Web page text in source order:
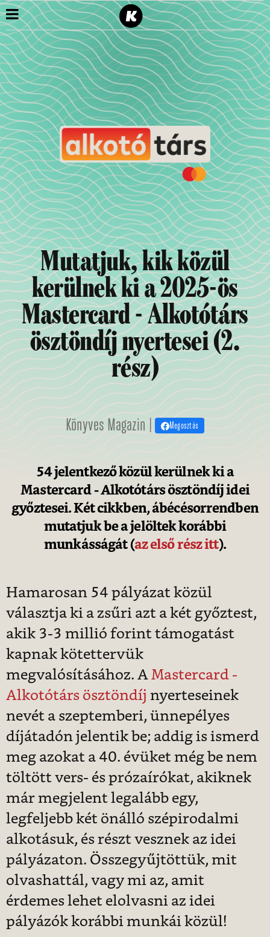
Mutatjuk, kik közül
kerülnek ki a 2025-ös
Mastercard - Alkotótárs
ösztöndíj nyertesei (2.
rész)
Könyves Magazin | Megosztás
54 jelentkező közül kerülnek ki a
Mastercard - Alkotótárs ösztöndíj idei
győztesei. Két cikkben, ábécésorrendben
mutatjuk be a jelöltek korábbi
munkásságát (az első rész itt).
Hamarosan 54 pályázat közül
választja ki a zsűri azt a két győztest,
akik 3-3 millió forint támogatást
kapnak kötettervük
megvalósításához. A Mastercard -
Alkotótárs ösztöndíj nyerteseinek
nevét a szeptemberi, ünnepélyes
díjátadón jelentik be; addig is ismerd
meg azokat a 40. évüket még be nem
töltött vers- és prózaírókat, akiknek
már megjelent legalább egy,
legfeljebb két önálló szépirodalmi
alkotásuk, és részt vesznek az idei
pályázaton. Összegyűjtöttük, mit
olvashattál, vagy mi az, amit
érdemes lehet elolvasni az idei
pályázók korábbi munkái közül!